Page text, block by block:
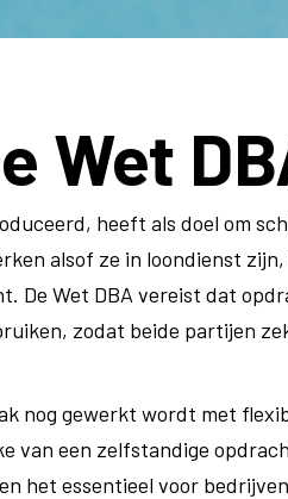
Wet
heeft als doel om
alsof ze in loondienst
De Wet DBA vereist dat
zodat beide partijen
nog gewerkt wordt met
van een zelfstandige
het essentieel voor